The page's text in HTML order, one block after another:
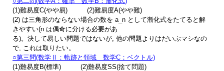
(1)難易度C(やや易) (2)難易度A(やや難)
(2) は三角形のならない場合の数を a_n として漸化式をたてると解
きやすい(n は偶奇に分ける必要があ
る)。決して易しい問題ではないが, 他の問題よりはだいぶマシなの
で, これは取りたい。
○第三問(数学Ⅱ：軌跡と領域 数学C：ベクトル)
(1)難易度B(標準) (2)難易度SS(捨て問題)